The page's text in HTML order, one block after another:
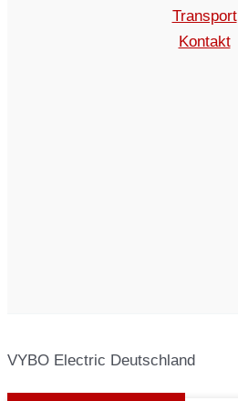
Transport
Kontakt
VYBO Electric Deutschland